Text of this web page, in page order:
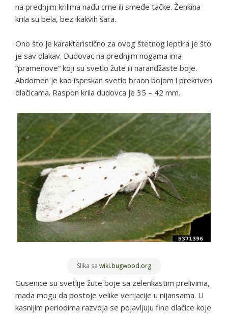
na prednjim krilima nađu crne ili smeđe tačke. Ženkina
krila su bela, bez ikakvih šara.
Ono što je karakteristično za ovog štetnog leptira je što
je sav dlakav. Dudovac na prednjim nogama ima
”pramenove” koji su svetlo žute ili naranđžaste boje.
Abdomen je kao isprskan svetlo braon bojom i prekriven
dlačicama. Raspon krila dudovca je 35 – 42 mm.
Slika sa wiki.bugwood.org
Gusenice su svetlije žute boje sa zelenkastim prelivima,
mada mogu da postoje velike verijacije u nijansama. U
kasnijim periodima razvoja se pojavljuju fine dlačice koje